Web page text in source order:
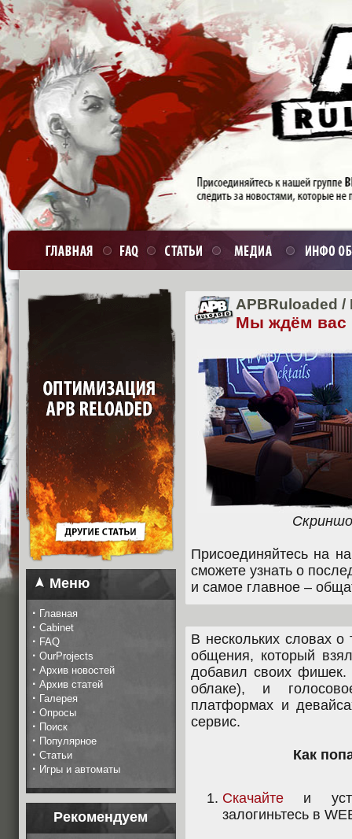
Меню
· Главная
· Cabinet
· FAQ
· OurProjects
· Архив новостей
· Архив статей
· Галерея
· Опросы
· Поиск
· Популярное
· Статьи
· Игры и автоматы
Рекомендуем
APBRuloaded /
Мы ждём вас
Присоединяйтесь на
сможете узнать о
и самое главное –
В нескольких словах о
общения, который
добавил своих фишек.
облаке), и
платформах и
сервис.
Как
Скачайте и
залогиньтесь в